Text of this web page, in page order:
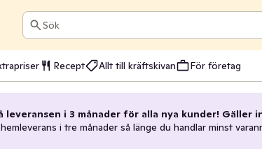
Sök
Recept Allt till kräftskivan För företag
leveransen i 3 månader för alla nya kunder!
i tre månader så länge du handlar minst